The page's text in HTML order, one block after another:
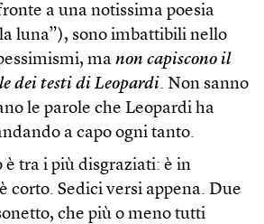
a una notissima poesia
luna”), sono imbattibili nello
ma non capiscono il
dei testi di Leopardi. Non sanno
le parole che Leopardi ha
a capo ogni tanto.
tra i più disgraziati: è in
corto. Sedici versi appena. Due
che più o meno tutti